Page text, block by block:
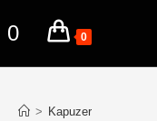
0 0
> Kapuzer